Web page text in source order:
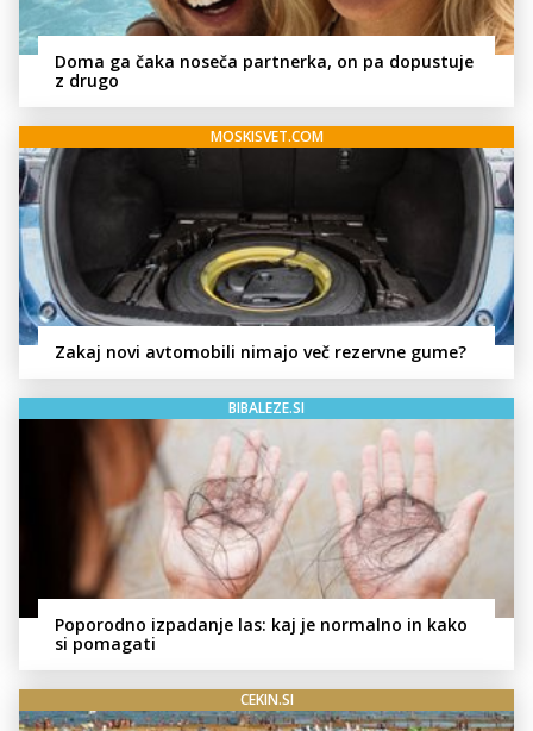
Doma ga čaka noseča partnerka, on pa dopustuje
z drugo
MOSKISVET.COM
Zakaj novi avtomobili nimajo več rezervne gume?
BIBALEZE.SI
Poporodno izpadanje las: kaj je normalno in kako
si pomagati
CEKIN.SI